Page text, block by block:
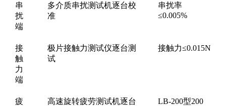
串
扰
端
多介质串扰测试机逐台校
准
串扰率
≤0.005%
接
触
力
端
极片接触力测试仪逐台测
试
接触力≤0.015N
疲
高速旋转疲劳测试机逐台
LB-200型200